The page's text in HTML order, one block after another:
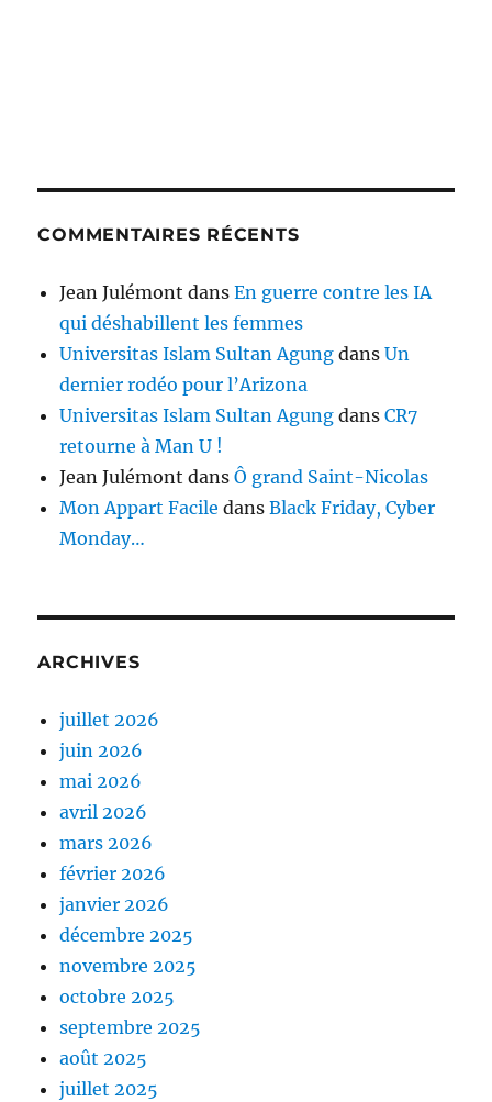
COMMENTAIRES RÉCENTS
Jean Julémont dansEn guerre contre les IA
qui déshabillent les femmes
Universitas Islam Sultan Agung dansUn
dernier rodéo pour l’Arizona
Universitas Islam Sultan Agung dansCR7
retourne à Man U !
Jean Julémont dansÔ grand Saint-Nicolas
Mon Appart Facile dansBlack Friday, Cyber
Monday…
ARCHIVES
juillet 2026
juin 2026
mai 2026
avril 2026
mars 2026
février 2026
janvier 2026
décembre 2025
novembre 2025
octobre 2025
septembre 2025
août 2025
juillet 2025